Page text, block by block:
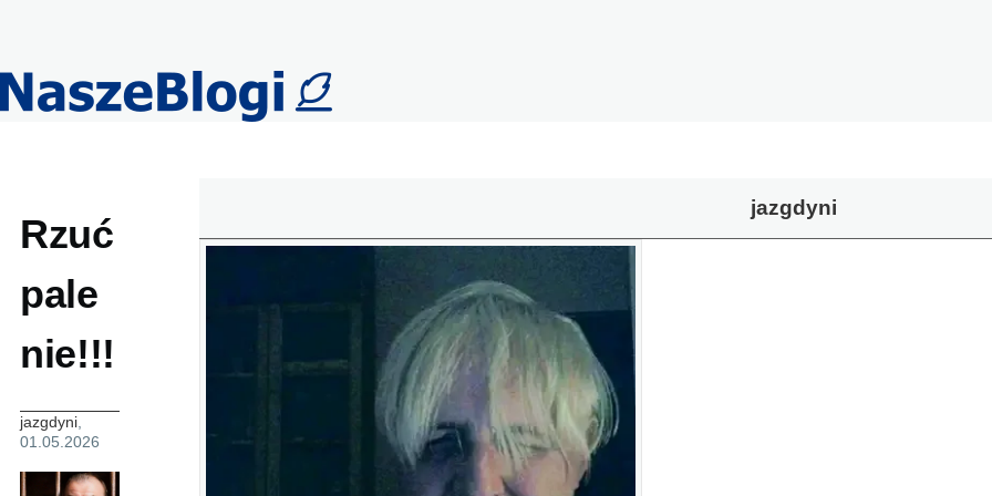
Rzuć
pale
nie!!!
jazgdyni,
01.05.2026
jazgdyni